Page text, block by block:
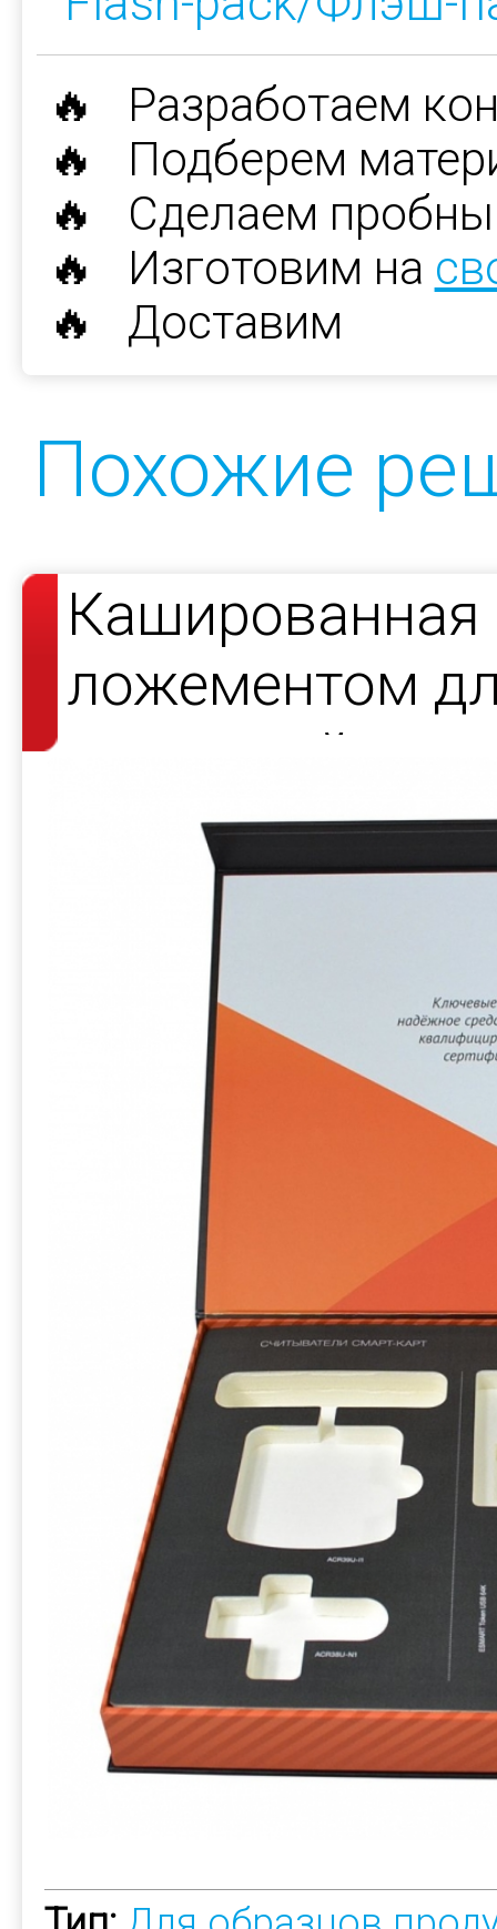
🔥 Разработаем
🔥 Подберем
🔥 Сделаем
🔥 Изготовим на
🔥 Доставим
Похожие
Кашированная
ложементом
носителей